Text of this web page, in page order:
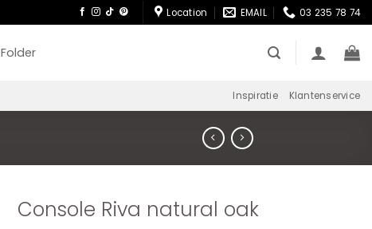
Location EMAIL 03 235 78 74
Folder
Inspiratie Klantenservice
Console Riva natural oak